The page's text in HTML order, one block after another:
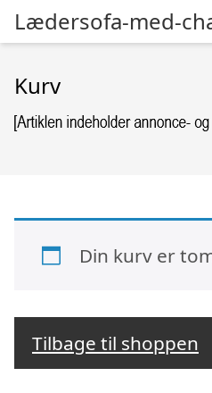
Lædersofa-med-
Kurv
Din kurv er
Tilbage til shoppen